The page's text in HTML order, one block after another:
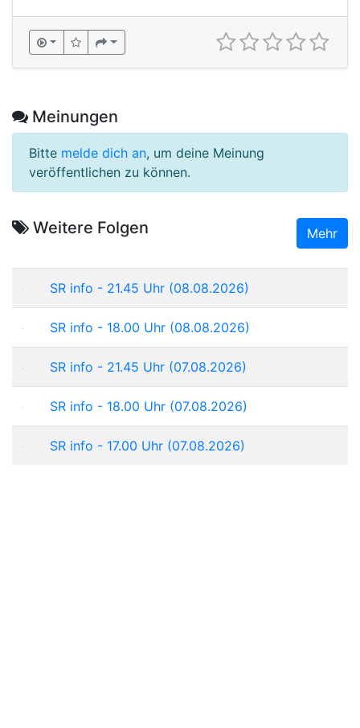
Meinungen
Bitte melde dich an, um deine Meinung
veröffentlichen zu können.
Weitere Folgen Mehr
SR info - 21.45 Uhr (08.08.2026)
SR info - 18.00 Uhr (08.08.2026)
SR info - 21.45 Uhr (07.08.2026)
SR info - 18.00 Uhr (07.08.2026)
SR info - 17.00 Uhr (07.08.2026)